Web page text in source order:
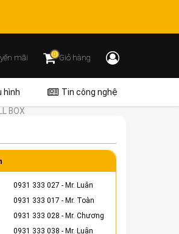
mãi 0Giỏ hàng
hình
Tin công nghệ
BOX
0931 333 027 - Mr. Luân
0931 333 017 - Mr. Toàn
0931 333 028 - Mr. Chương
0931 333 038 - Mr. Luân